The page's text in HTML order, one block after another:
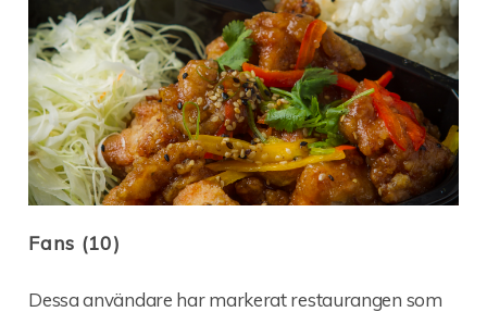
Fans (10)
Dessa användare har markerat restaurangen som